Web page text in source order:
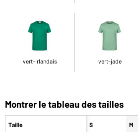
vert-irlandais vert-jade
Montrer le tableau des tailles
Taille S M